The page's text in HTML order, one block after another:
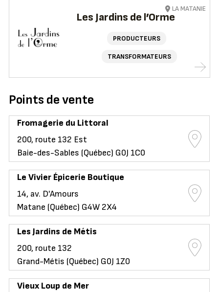
Les Jardins de l’Orme
PRODUCTEURS
TRANSFORMATEURS
LA MATANIE
Points de vente
Fromagerie du Littoral
200, route 132 Est
Baie-des-Sables (Québec) G0J 1C0
Le Vivier Épicerie Boutique
14, av. D'Amours
Matane (Québec) G4W 2X4
Les Jardins de Métis
200, route 132
Grand-Métis (Québec) G0J 1Z0
Vieux Loup de Mer